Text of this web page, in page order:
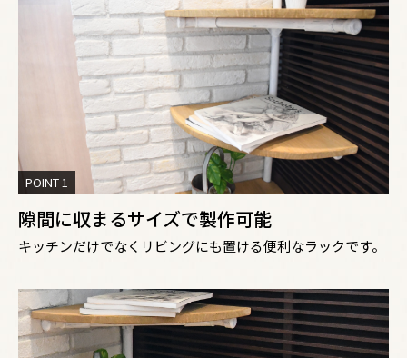
POINT 1
隙間に収まるサイズで製作可能
キッチンだけでなくリビングにも置ける便利なラックです。